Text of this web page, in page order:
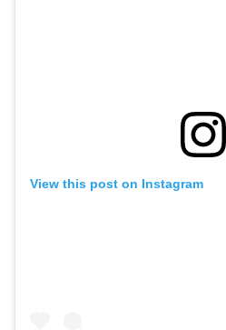
View this post on Instagram